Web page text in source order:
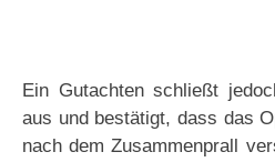
Ein Gutachten schließt
aus und bestätigt, dass das
nach dem Zusammenprall